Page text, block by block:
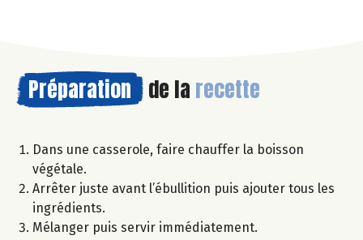
Préparation de la recette
Dans une casserole, faire chauffer la boisson
végétale.
Arrêter juste avant l’ébullition puis ajouter tous les
ingrédients.
Mélanger puis servir immédiatement.